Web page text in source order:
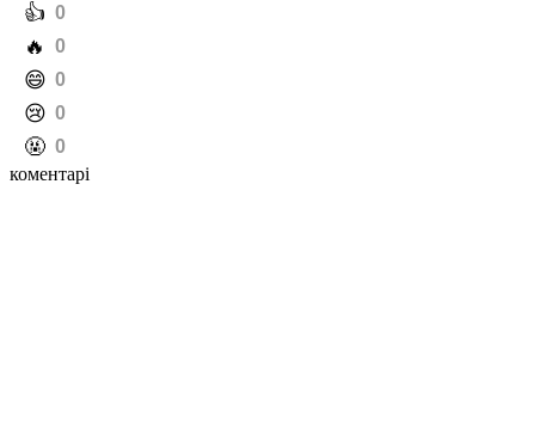
️👍 0
️🔥 0
️😄 0
️😢 0
️🤬 0
коментарі